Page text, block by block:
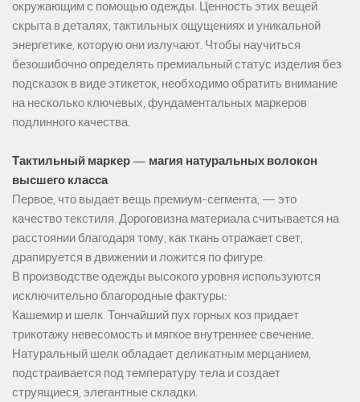
окружающим с помощью одежды. Ценность этих вещей
скрыта в деталях, тактильных ощущениях и уникальной
энергетике, которую они излучают. Чтобы научиться
безошибочно определять премиальный статус изделия без
подсказок в виде этикеток, необходимо обратить внимание
на несколько ключевых, фундаментальных маркеров
подлинного качества.
Тактильный маркер — магия натуральных волокон
высшего класса
Первое, что выдает вещь премиум-сегмента, — это
качество текстиля. Дороговизна материала считывается на
расстоянии благодаря тому, как ткань отражает свет,
драпируется в движении и ложится по фигуре.
В производстве одежды высокого уровня используются
исключительно благородные фактуры:
Кашемир и шелк. Тончайший пух горных коз придает
трикотажу невесомость и мягкое внутреннее свечение.
Натуральный шелк обладает деликатным мерцанием,
подстраивается под температуру тела и создает
струящиеся, элегантные складки.